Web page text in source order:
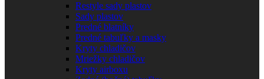
Restyle sady plastov
Sady plastov
Predné blatníky
Predné tabuľky a masky
Kryty chladičov
Mriežky chladičov
Kryty airboxu